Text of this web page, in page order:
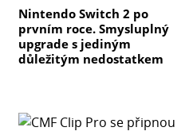
Nintendo Switch 2 po
prvním roce. Smysluplný
upgrade s jediným
důležitým nedostatkem